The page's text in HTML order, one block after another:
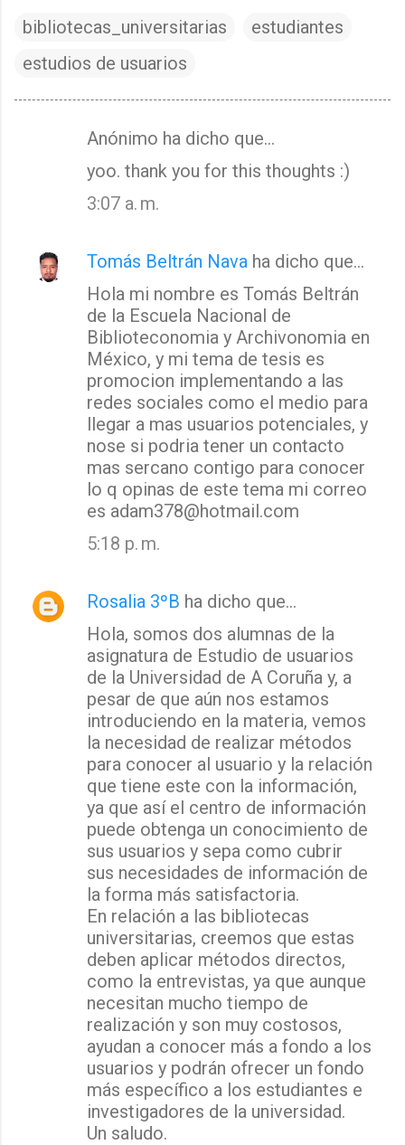
bibliotecas_universitarias
estudiantes
estudios de usuarios
Anónimo ha dicho que…
yoo. thank you for this thoughts :)
3:07 a. m.
Tomás Beltrán Nava ha dicho que…
Hola mi nombre es Tomás Beltrán
de la Escuela Nacional de
Biblioteconomia y Archivonomia en
México, y mi tema de tesis es
promocion implementando a las
redes sociales como el medio para
llegar a mas usuarios potenciales, y
nose si podria tener un contacto
mas sercano contigo para conocer
lo q opinas de este tema mi correo
es adam378@hotmail.com
5:18 p. m.
Rosalia 3ºB ha dicho que…
Hola, somos dos alumnas de la
asignatura de Estudio de usuarios
de la Universidad de A Coruña y, a
pesar de que aún nos estamos
introduciendo en la materia, vemos
la necesidad de realizar métodos
para conocer al usuario y la relación
que tiene este con la información,
ya que así el centro de información
puede obtenga un conocimiento de
sus usuarios y sepa como cubrir
sus necesidades de información de
la forma más satisfactoria.
En relación a las bibliotecas
universitarias, creemos que estas
deben aplicar métodos directos,
como la entrevistas, ya que aunque
necesitan mucho tiempo de
realización y son muy costosos,
ayudan a conocer más a fondo a los
usuarios y podrán ofrecer un fondo
más específico a los estudiantes e
investigadores de la universidad.
Un saludo.